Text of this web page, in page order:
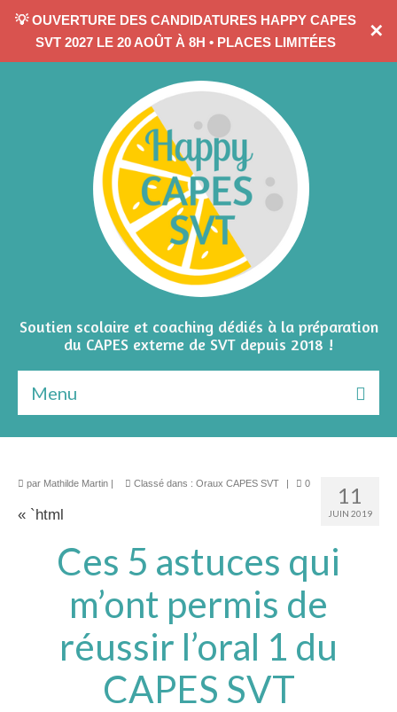
CONTACTEZ-MOI
Soutien scolaire et coaching dédiés à la préparation
du CAPES externe de SVT depuis 2018 !
Menu
Bilan gratuit
Les formules
Le livre
Ressources
★★★ Témoignages
À Propos
11
JUIN 2019
par Mathilde Martin | Classé dans : Oraux CAPES SVT | 0
« `html
Ces 5 astuces qui
m’ont permis de
réussir l’oral 1 du
CAPES SVT
💡 OUVERTURE DES CANDIDATURES HAPPY CAPES
SVT 2027 LE 20 AOÛT À 8H • PLACES LIMITÉES
✕